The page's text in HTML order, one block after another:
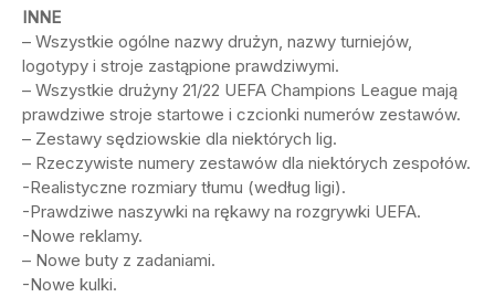
INNE
– Wszystkie ogólne nazwy drużyn, nazwy turniejów,
logotypy i stroje zastąpione prawdziwymi.
– Wszystkie drużyny 21/22 UEFA Champions League mają
prawdziwe stroje startowe i czcionki numerów zestawów.
– Zestawy sędziowskie dla niektórych lig.
– Rzeczywiste numery zestawów dla niektórych zespołów.
-Realistyczne rozmiary tłumu (według ligi).
-Prawdziwe naszywki na rękawy na rozgrywki UEFA.
-Nowe reklamy.
– Nowe buty z zadaniami.
-Nowe kulki.